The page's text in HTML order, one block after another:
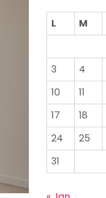
L M
3
4
10
11
17
18
24
25
31